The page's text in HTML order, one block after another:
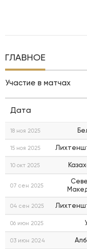
ГЛАВНОЕ
Участие в матчах
Дата
18 ноя 2025
15 ноя 2025
10 окт 2025
07 сен 2025
04 сен 2025
06 июн 2025
03 июн 2024